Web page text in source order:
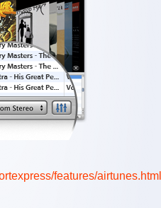
features/airtunes.html